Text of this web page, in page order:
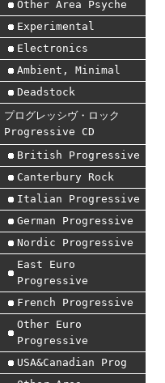
Other Area Psyche
Experimental
Electronics
Ambient, Minimal
Deadstock
プログレッシヴ・ロック
Progressive CD
British Progressive
Canterbury Rock
Italian Progressive
German Progressive
Nordic Progressive
East Euro
Progressive
French Progressive
Other Euro
Progressive
USA&Canadian Prog